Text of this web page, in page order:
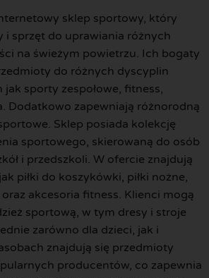
sklep sportowy, który
i sprzęt do uprawiania różnych
na świeżym powietrzu. Ich bogaty
do różnych dyscyplin
sporty zespołowe, fitness,
Dodatkowo zapewniają różnorodną
Sklep posiada kolekcję
sportowego, skierowaną do osób
i przedszkoli. W ofercie znajdują
piłki do koszykówki, piłki nożne,
akcesoria fitness. Klienci mogą
sportową, w tym dresy i stroje
zarówno dla dzieci, jak i
znajdują się przedmioty
producentów, co zapewnia